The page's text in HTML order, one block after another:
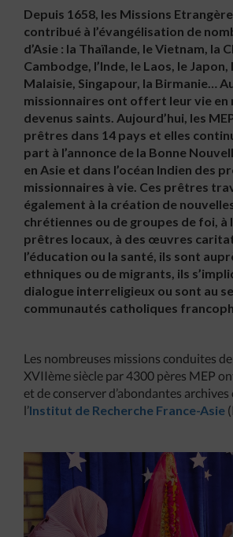
Depuis 1658, les Missions
contribué à l’évangélisation de
d’Asie : la Thaïlande, le Vietnam, la
Cambodge, l’Inde, le Laos, le Japon,
Malaisie, Singapour, la Birmanie…
missionnaires ont offert leur vie
devenus saints. Aujourd’hui, les
prêtres dans 14 pays et elles
part à l’annonce de la Bonne
en Asie et dans l’océan Indien des
missionnaires à vie. Ces prêtres
également à la création de
chrétiennes ou de groupes de foi,
prêtres locaux, à des œuvres
l’éducation ou la santé, ils sont
ethniques ou de migrants, ils
dialogue interreligieux ou sont au
communautés catholiques
Les nombreuses missions conduites
XVIIème siècle par 4300 pères MEP
et de conserver d’abondantes
l’Institut de Recherche France-Asie